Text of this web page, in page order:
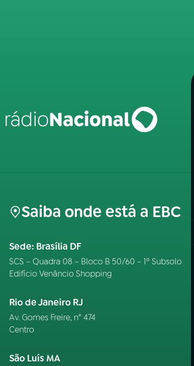
Saiba onde está a EBC
Sede: Brasília DF
SCS – Quadra 08 – Bloco B 50/60 – 1º Subsolo
Edifício Venâncio Shopping
Rio de Janeiro RJ
Av. Gomes Freire, n° 474
Centro
São Luís MA